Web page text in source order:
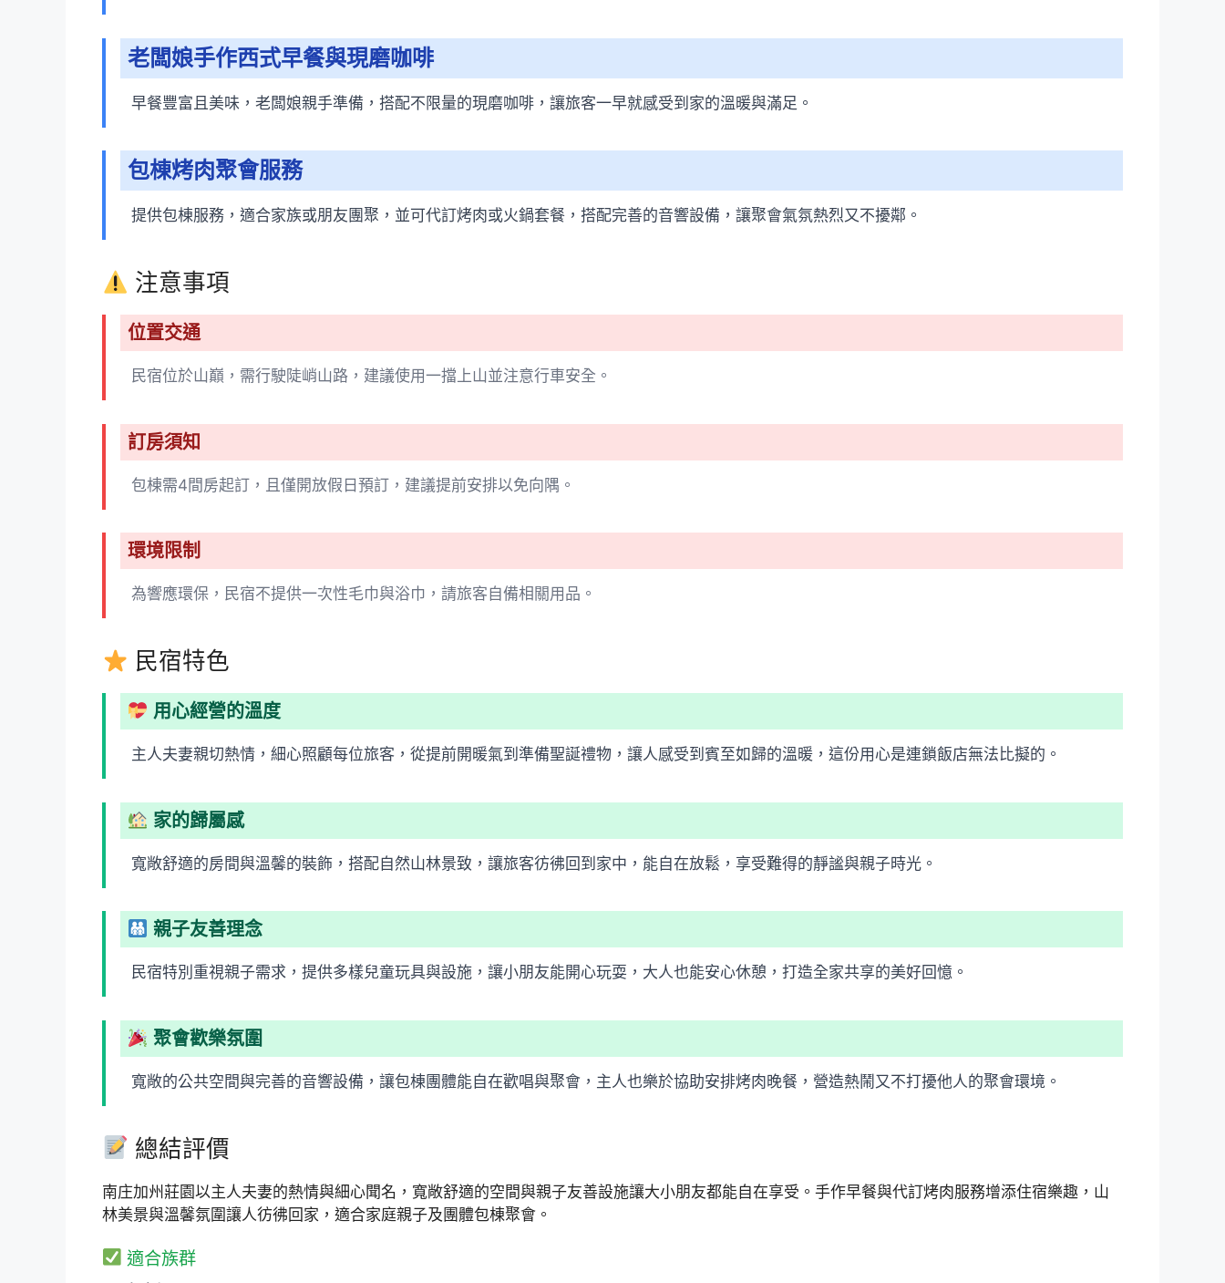
老闆娘手作西式早餐與現磨咖啡
早餐豐富且美味，老闆娘親手準備，搭配不限量的現磨咖啡，讓旅客一早就感受到家的溫暖與滿足。
包棟烤肉聚會服務
提供包棟服務，適合家族或朋友團聚，並可代訂烤肉或火鍋套餐，搭配完善的音響設備，讓聚會氣氛熱烈又不擾鄰。
注意事項
位置交通
民宿位於山巔，需行駛陡峭山路，建議使用一擋上山並注意行車安全。
訂房須知
包棟需4間房起訂，且僅開放假日預訂，建議提前安排以免向隅。
環境限制
為響應環保，民宿不提供一次性毛巾與浴巾，請旅客自備相關用品。
民宿特色
用心經營的溫度
主人夫妻親切熱情，細心照顧每位旅客，從提前開暖氣到準備聖誕禮物，讓人感受到賓至如歸的溫暖，這份用心是連鎖飯店無法比擬的。
家的歸屬感
寬敞舒適的房間與溫馨的裝飾，搭配自然山林景致，讓旅客彷彿回到家中，能自在放鬆，享受難得的靜謐與親子時光。
親子友善理念
民宿特別重視親子需求，提供多樣兒童玩具與設施，讓小朋友能開心玩耍，大人也能安心休憩，打造全家共享的美好回憶。
聚會歡樂氛圍
寬敞的公共空間與完善的音響設備，讓包棟團體能自在歡唱與聚會，主人也樂於協助安排烤肉晚餐，營造熱鬧又不打擾他人的聚會環境。
總結評價
南庄加州莊園以主人夫妻的熱情與細心聞名，寬敞舒適的空間與親子友善設施讓大小朋友都能自在享受。手作早餐與代訂烤肉服務增添住宿樂趣，山
林美景與溫馨氛圍讓人彷彿回家，適合家庭親子及團體包棟聚會。
適合族群